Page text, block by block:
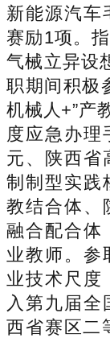
新能源汽车
赛励1项。
气械立异设
职期间积极
机械人+”产
度应急办理
元、陕西省
制制型实践
教结合体、
融合配合体
业教师。参
业技术尺度
入第九届
西省赛区二